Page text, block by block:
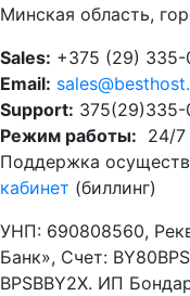
Минская область,
Sales: +375 (29)
Email:
Support:
Режим работы: 24/7
Поддержка
кабинет (биллинг)
УНП: 690808560,
Банк», Cчет:
BPSBBY2X. ИП